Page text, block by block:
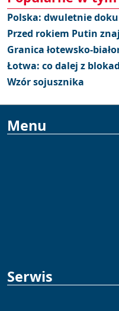
Polska: dwuletnie
Przed rokiem Putin
Granica łotewsko-
Łotwa: co dalej z
Wzór sojusznika
Menu
Serwis